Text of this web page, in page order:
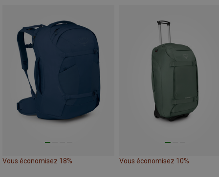
Vous économisez 18% Vous économisez 10%